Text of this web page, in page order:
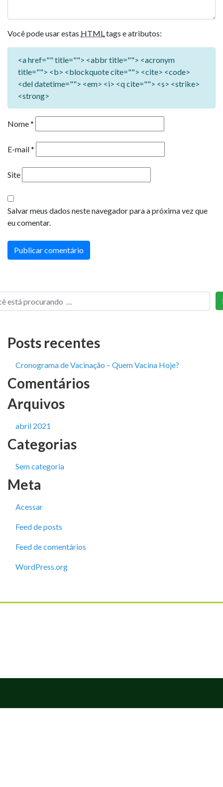
Você pode usar estas HTMLtags e atributos:
<a href="" title=""> <abbr title=""> <acronym
title=""> <b> <blockquote cite=""> <cite> <code>
<del datetime=""> <em> <i> <q cite=""> <s> <strike>
<strong>
Nome*
E-mail*
Site
Salvar meus dados neste navegador para a próxima vez que
eu comentar.
Posts recentes
Cronograma de Vacinação – Quem Vacina Hoje?
Comentários
Arquivos
abril 2021
Categorias
Sem categoria
Meta
Acessar
Feed de posts
Feed de comentários
WordPress.org